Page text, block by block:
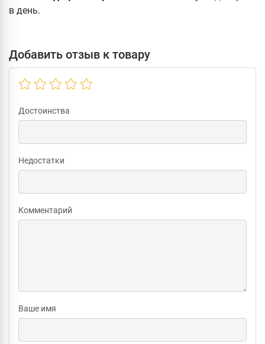
в день.
Добавить отзыв к товару
Достоинства
Недостатки
Комментарий
Ваше имя